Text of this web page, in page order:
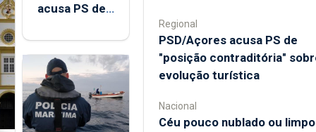
acusa PS de
contraditória"
sobre
evolução
turística
Regional
PSD/Açores acusa PS de
"posição contraditória"
evolução turística
Nacional
Céu pouco nublado ou limpo